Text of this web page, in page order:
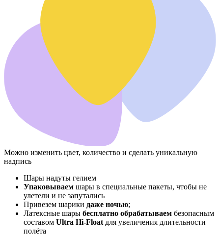
Можно изменить цвет, количество и сделать уникальную
надпись
Шары надуты гелием
Упаковываем шары в специальные пакеты, чтобы не
улетели и не запутались
Привезем шарики даже ночью;
Латексные шары бесплатно обрабатываем безопасным
составом Ultra Hi-Float для увеличения длительности
полёта